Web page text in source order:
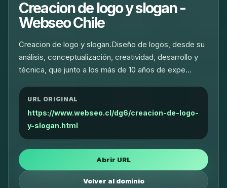
Creacion de logo y slogan -
Webseo Chile
Creacion de logo y slogan.Diseño de logos, desde su
análisis, conceptualización, creatividad, desarrollo y
técnica, que junto a los más de 10 años de expe…
URL ORIGINAL
https://www.webseo.cl/dg6/creacion-de-logo-
y-slogan.html
Abrir URL
Volver al dominio